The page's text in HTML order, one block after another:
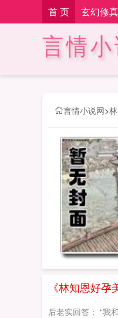
首 页 玄幻修真
言情小
言情小说网>
《林知恩好
后老实回答： “我